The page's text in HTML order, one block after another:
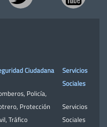
Ciudadana
, Policía,
, Protección
, Tráfico
Servicios
Sociales
Servicios
Sociales